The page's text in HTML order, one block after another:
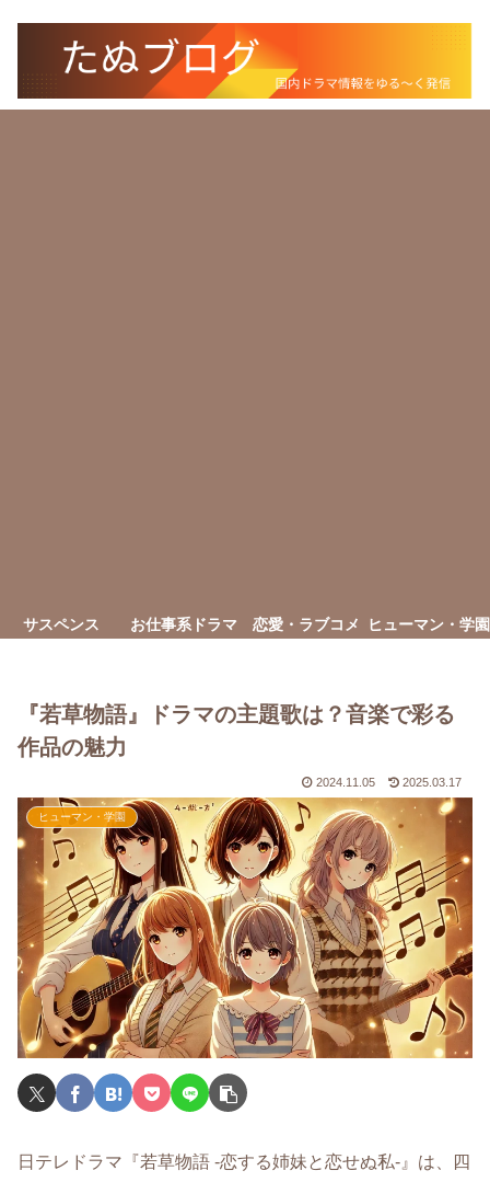
サスペンス お仕事系ドラマ 恋愛・ラブコメ ヒューマン・学園
『若草物語』ドラマの主題歌は？音楽で彩る
作品の魅力
2024.11.05 2025.03.17
ヒューマン・学園
日テレドラマ『若草物語 -恋する姉妹と恋せぬ私-』は、四